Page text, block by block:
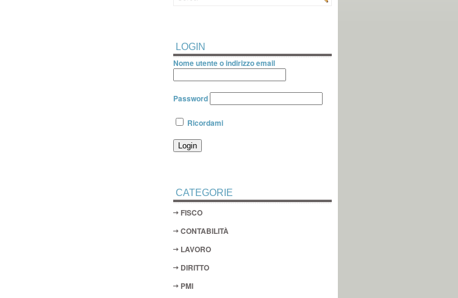
LOGIN
Nome utente o indirizzo email
Password
Ricordami
CATEGORIE
FISCO
CONTABILITÀ
LAVORO
DIRITTO
PMI